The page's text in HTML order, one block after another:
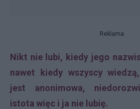
Reklama
Nikt nie lubi, kiedy jego
nawet kiedy wszyscy
jest anonimowa,
istota więc i ja nie lubię.